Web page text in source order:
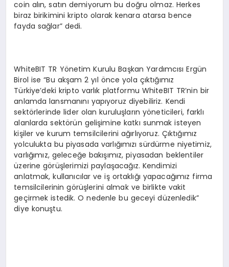
coin alın, satın demiyorum bu doğru olmaz. Herkes
biraz birikimini kripto olarak kenara atarsa bence
fayda sağlar” dedi.
WhiteBIT TR Yönetim Kurulu Başkan Yardımcısı Ergün
Birol ise “Bu akşam 2 yıl önce yola çıktığımız
Türkiye’deki kripto varlık platformu WhiteBIT TR’nin bir
anlamda lansmanını yapıyoruz diyebiliriz. Kendi
sektörlerinde lider olan kuruluşların yöneticileri, farklı
alanlarda sektörün gelişimine katkı sunmak isteyen
kişiler ve kurum temsilcilerini ağırlıyoruz. Çıktığımız
yolculukta bu piyasada varlığımızı sürdürme niyetimiz,
varlığımız, geleceğe bakışımız, piyasadan beklentiler
üzerine görüşlerimizi paylaşacağız. Kendimizi
anlatmak, kullanıcılar ve iş ortaklığı yapacağımız firma
temsilcilerinin görüşlerini almak ve birlikte vakit
geçirmek istedik. O nedenle bu geceyi düzenledik”
diye konuştu.